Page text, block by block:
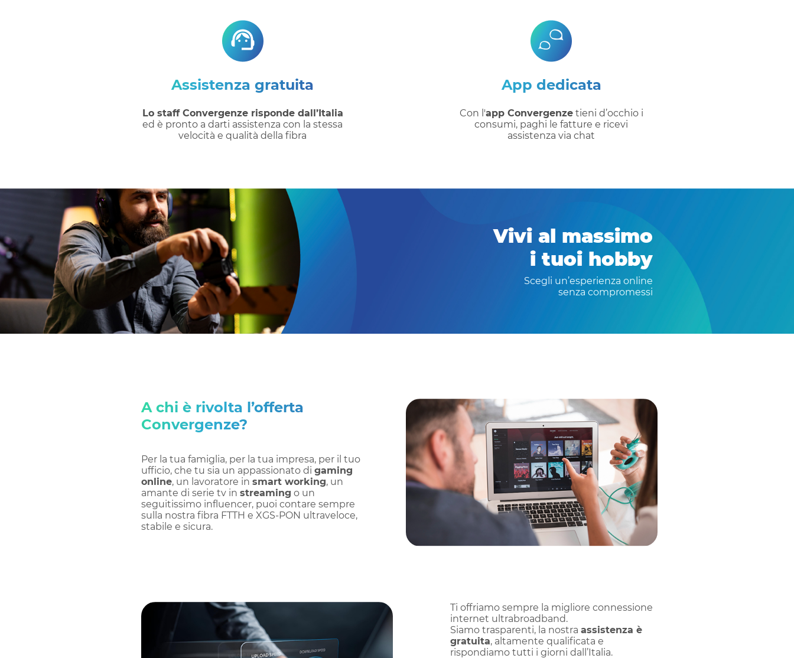
Assistenza gratuita
Lo staff Convergenze risponde dall’Italia
ed è pronto a darti assistenza con la stessa
velocità e qualità della fibra
App dedicata
Con l'app Convergenzetieni d’occhio i
consumi, paghi le fatture e ricevi
assistenza via chat
Vivi al massimo
i tuoi hobby
Scegli un’esperienza online
senza compromessi
A chi è rivolta l’offerta
Convergenze?
Per la tua famiglia, per la tua impresa, per il tuo
ufficio, che tu sia un appassionato di gaming
online, un lavoratore in smart working, un
amante di serie tv in streaming o un
seguitissimo influencer, puoi contare sempre
sulla nostra fibra FTTH e XGS-PON ultraveloce,
stabile e sicura.
Ti offriamo sempre la migliore connessione
internet ultrabroadband.
Siamo trasparenti, la nostra assistenza è
gratuita, altamente qualificata e
rispondiamo tutti i giorni dall’Italia.